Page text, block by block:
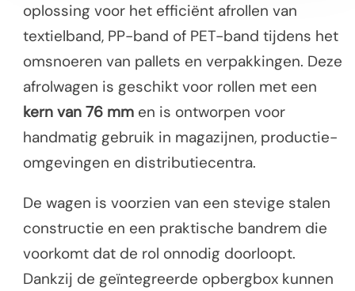
oplossing voor het efficiënt afrollen van
textielband, PP-band of PET-band tijdens het
omsnoeren van pallets en verpakkingen. Deze
afrolwagen is geschikt voor rollen met een
kern van 76 mm en is ontworpen voor
handmatig gebruik in magazijnen, productie-
omgevingen en distributiecentra.
De wagen is voorzien van een stevige stalen
constructie en een praktische bandrem die
voorkomt dat de rol onnodig doorloopt.
Dankzij de geïntegreerde opbergbox kunnen